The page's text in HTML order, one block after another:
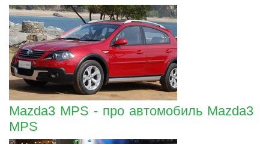
Mazda3 MPS - про автомобиль Mazda3
MPS